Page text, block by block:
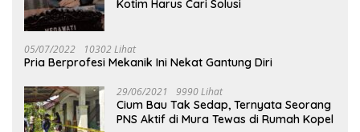
Kotim Harus Cari Solusi
05/07/2022 10302 Lihat
Pria Berprofesi Mekanik Ini Nekat Gantung Diri
29/06/2021 9990 Lihat
Cium Bau Tak Sedap, Ternyata Seorang
PNS Aktif di Mura Tewas di Rumah Kopel